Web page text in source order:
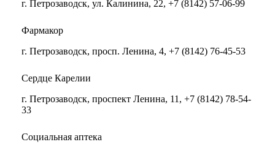
г. Петрозаводск, ул. Калинина, 22, +7 (8142) 57-06-99
Фармакор
г. Петрозаводск, просп. Ленина, 4, +7 (8142) 76-45-53
Сердце Карелии
г. Петрозаводск, проспект Ленина, 11, +7 (8142) 78-54-
33
Социальная аптека